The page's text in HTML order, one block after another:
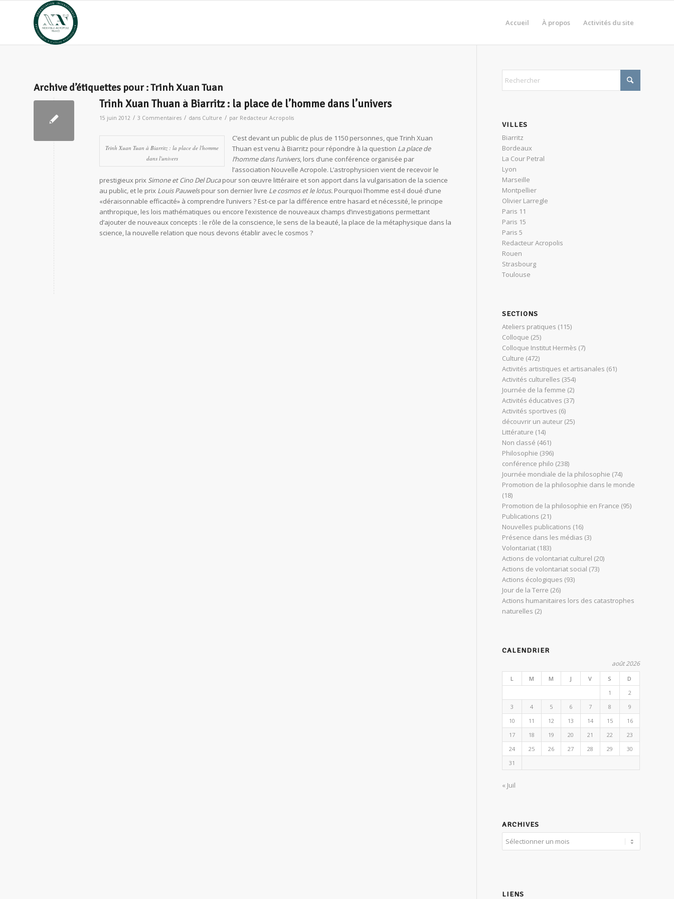
Accueil À propos Activités du site
Archive d’étiquettes pour :Trinh Xuan Tuan
Trinh Xuan Thuan à Biarritz : la place de l’homme dans l’univers
15 juin 2012 / 3 Commentaires / dans Culture / par Redacteur Acropolis
Trinh Xuan Tuan à Biarritz : la place de l'homme
dans l'univers
C’est devant un public de plus de 1150 personnes, que Trinh Xuan
Thuan est venu à Biarritz pour répondre à la question La place de
l’homme dans l’univers, lors d’une conférence organisée par
l’association Nouvelle Acropole. L’astrophysicien vient de recevoir le
prestigieux prix Simone et Cino Del Ducapour son œuvre littéraire et son apport dans la vulgarisation de la science
au public, et le prix Louis Pauwelspour son dernier livre Le cosmos et le lotus. Pourquoi l’homme est-il doué d’une
«déraisonnable efficacité» à comprendre l’univers ? Est-ce par la différence entre hasard et nécessité, le principe
anthropique, les lois mathématiques ou encore l’existence de nouveaux champs d’investigations permettant
d’ajouter de nouveaux concepts : le rôle de la conscience, le sens de la beauté, la place de la métaphysique dans la
science, la nouvelle relation que nous devons établir avec le cosmos ?
VILLES
Biarritz
Bordeaux
La Cour Petral
Lyon
Marseille
Montpellier
Olivier Larregle
Paris 11
Paris 15
Paris 5
Redacteur Acropolis
Rouen
Strasbourg
Toulouse
SECTIONS
Ateliers pratiques (115)
Colloque (25)
Colloque Institut Hermès (7)
Culture (472)
Activités artistiques et artisanales (61)
Activités culturelles (354)
Journée de la femme (2)
Activités éducatives (37)
Activités sportives (6)
découvrir un auteur (25)
Littérature (14)
Non classé (461)
Philosophie (396)
conférence philo (238)
Journée mondiale de la philosophie (74)
Promotion de la philosophie dans le monde
(18)
Promotion de la philosophie en France (95)
Publications (21)
Nouvelles publications (16)
Présence dans les médias (3)
Volontariat (183)
Actions de volontariat culturel (20)
Actions de volontariat social (73)
Actions écologiques (93)
Jour de la Terre (26)
Actions humanitaires lors des catastrophes
naturelles (2)
CALENDRIER
août 2026
L M M J V S
D
1
2
3
4 5 6 7 8
9
10
11 12 13 14 15
16
17
18 19 20 21 22
23
24
25 26 27 28 29
30
31
« Juil
ARCHIVES
LIENS